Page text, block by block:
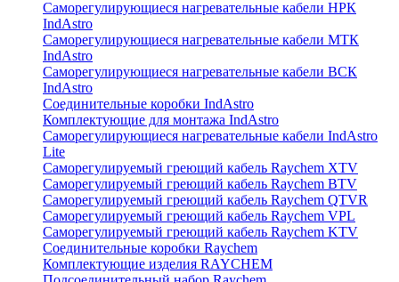
Саморегулирующиеся нагревательные кабели НРК
IndAstro
Саморегулирующиеся нагревательные кабели МТК
IndAstro
Саморегулирующиеся нагревательные кабели ВСК
IndAstro
Соединительные коробки IndAstro
Комплектующие для монтажа IndAstro
Саморегулирующиеся нагревательные кабели IndAstro
Lite
Саморегулируемый греющий кабель Raychem XTV
Саморегулируемый греющий кабель Raychem BTV
Саморегулируемый греющий кабель Raychem QTVR
Саморегулируемый греющий кабель Raychem VPL
Саморегулируемый греющий кабель Raychem KTV
Соединительные коробки Raychem
Комплектующие изделия RAYCHEM